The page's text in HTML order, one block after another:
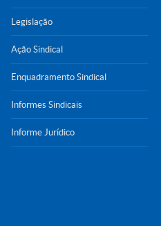
Legislação
Ação Sindical
Enquadramento Sindical
Informes Sindicais
Informe Jurídico